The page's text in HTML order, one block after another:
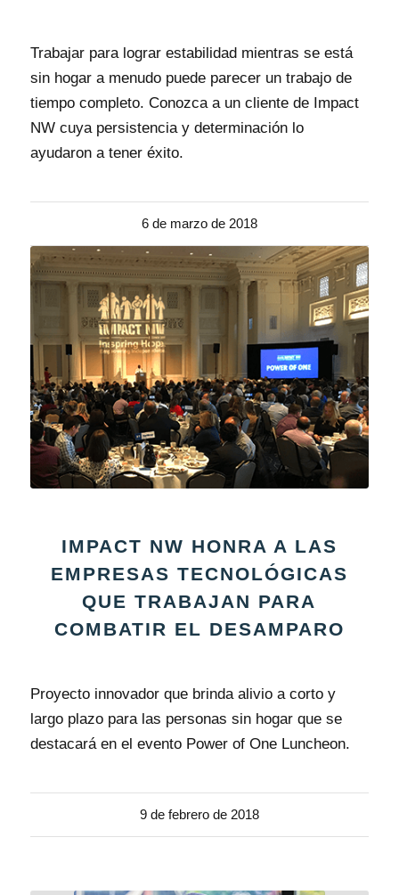
Trabajar para lograr estabilidad mientras se está
sin hogar a menudo puede parecer un trabajo de
tiempo completo. Conozca a un cliente de Impact
NW cuya persistencia y determinación lo
ayudaron a tener éxito.
6 de marzo de 2018
IMPACT NW HONRA A LAS
EMPRESAS TECNOLÓGICAS
QUE TRABAJAN PARA
COMBATIR EL DESAMPARO
Proyecto innovador que brinda alivio a corto y
largo plazo para las personas sin hogar que se
destacará en el evento Power of One Luncheon.
9 de febrero de 2018